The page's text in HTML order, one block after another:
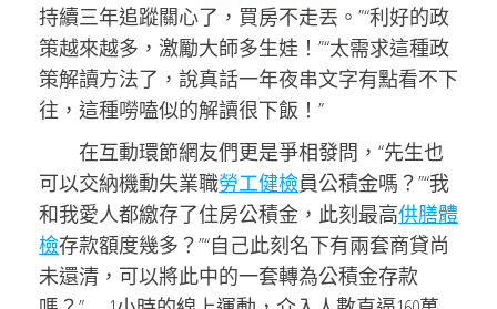
持續三年追蹤關心了，買房不走丟。”“利好的政
策越來越多，激勵大師多生娃！”“太需求這種政
策解讀方法了，說真話一年夜串文字有點看不下
往，這種嘮嗑似的解讀很下飯！”
在互動環節網友們更是爭相發問，“先生也
可以交納機動失業職勞工健檢員公積金嗎？”“我
和我愛人都繳存了住房公積金，此刻最高供膳體
檢存款額度幾多？”“自己此刻名下有兩套商貸尚
未還清，可以將此中的一套轉為公積金存款